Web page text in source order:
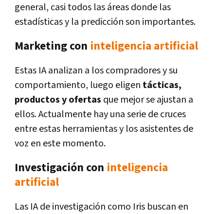
general, casi todos las áreas donde las
estadísticas y la predicción son importantes.
Marketing con inteligencia artificial
Estas IA analizan a los compradores y su
comportamiento, luego eligen tácticas,
productos y ofertas que mejor se ajustan a
ellos. Actualmente hay una serie de cruces
entre estas herramientas y los asistentes de
voz en este momento.
Investigación con inteligencia
artificial
Las IA de investigación como Iris buscan en